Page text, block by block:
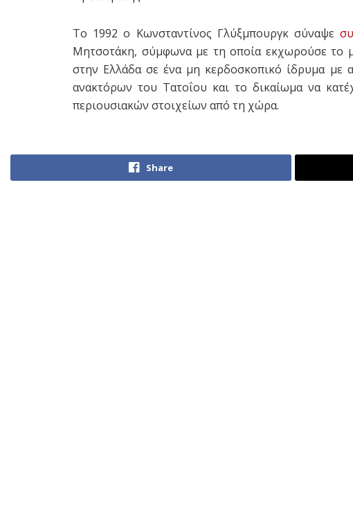
Το 1992 ο Κωνσταντίνος Γλύξμπουργκ σύναψε
Μητσοτάκη, σύμφωνα με τη οποία εκχωρούσε το
στην Ελλάδα σε ένα μη κερδοσκοπικό ίδρυμα με
ανακτόρων του Τατοΐου και το δικαίωμα να
περιουσιακών στοιχείων από τη χώρα.
Share